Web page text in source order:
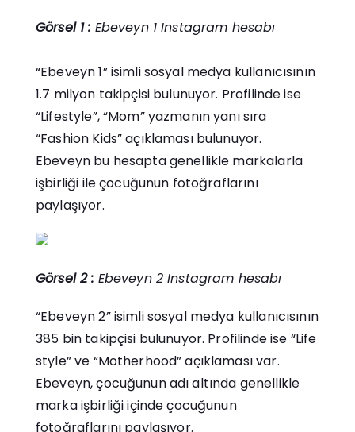
Görsel 1 : Ebeveyn 1 Instagram hesabı
“Ebeveyn 1” isimli sosyal medya kullanıcısının
1.7 milyon takipçisi bulunuyor. Profilinde ise
“Lifestyle”, “Mom” yazmanın yanı sıra
“Fashion Kids” açıklaması bulunuyor.
Ebeveyn bu hesapta genellikle markalarla
işbirliği ile çocuğunun fotoğraflarını
paylaşıyor.
Görsel 2 : Ebeveyn 2 Instagram hesabı
“Ebeveyn 2” isimli sosyal medya kullanıcısının
385 bin takipçisi bulunuyor. Profilinde ise “Life
style” ve “Motherhood” açıklaması var.
Ebeveyn, çocuğunun adı altında genellikle
marka işbirliği içinde çocuğunun
fotoğraflarını paylaşıyor.